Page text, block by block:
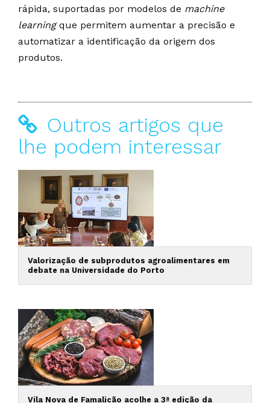
rápida, suportadas por modelos de machine
learningque permitem aumentar a precisão e
automatizar a identificação da origem dos
produtos.
Outros artigos que
lhe podem interessar
Valorização de subprodutos agroalimentares em
debate na Universidade do Porto
Vila Nova de Famalicão acolhe a 3ª edição da